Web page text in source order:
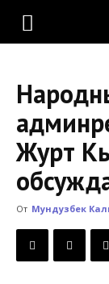
KLOOP.KG
Новости
Кыргызстана
Журт
От Мундузбек